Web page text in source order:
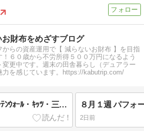
財布をめざすブログ
からの資産運用で【 減らないお財布 】を目指
！６０歳から不労所得５００万円になるよう
変更中です。週末の田舎暮らし（デュアラー
力を感じています。https://kabutrip.com/
決算印象など（高橋ｶｰﾃﾝｳｫｰﾙ・ｷｯﾂ・三井不動産・共立ﾒﾝﾃ）Vol.17 ８月１週 パフォ
2日前